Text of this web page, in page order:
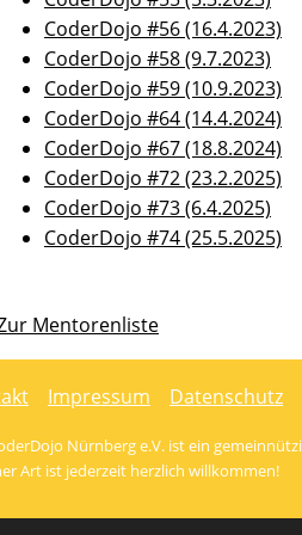
CoderDojo #56 (16.4.2023)
CoderDojo #58 (9.7.2023)
CoderDojo #59 (10.9.2023)
CoderDojo #64 (14.4.2024)
CoderDojo #67 (18.8.2024)
CoderDojo #72 (23.2.2025)
CoderDojo #73 (6.4.2025)
CoderDojo #74 (25.5.2025)
Mentorenliste
Impressum Datenschutz
Nürnberg e.V. ist ein
Art ist jederzeit herzlich willkommen!